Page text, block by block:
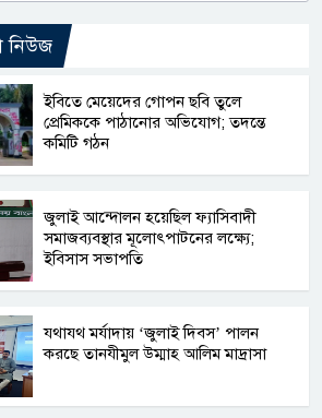
নিউজ
ইবিতে মেয়েদের গোপন ছবি তুলে
প্রেমিককে পাঠানোর অভিযোগ; তদন্তে
কমিটি গঠন
জুলাই আন্দোলন হয়েছিল ফ্যাসিবাদী
সমাজব্যবস্থার মূলোৎপাটনের লক্ষ্যে;
ইবিসাস সভাপতি
যথাযথ মর্যাদায় ‘জুলাই দিবস’ পালন
করছে তানযীমুল উম্মাহ আলিম মাদ্রাসা